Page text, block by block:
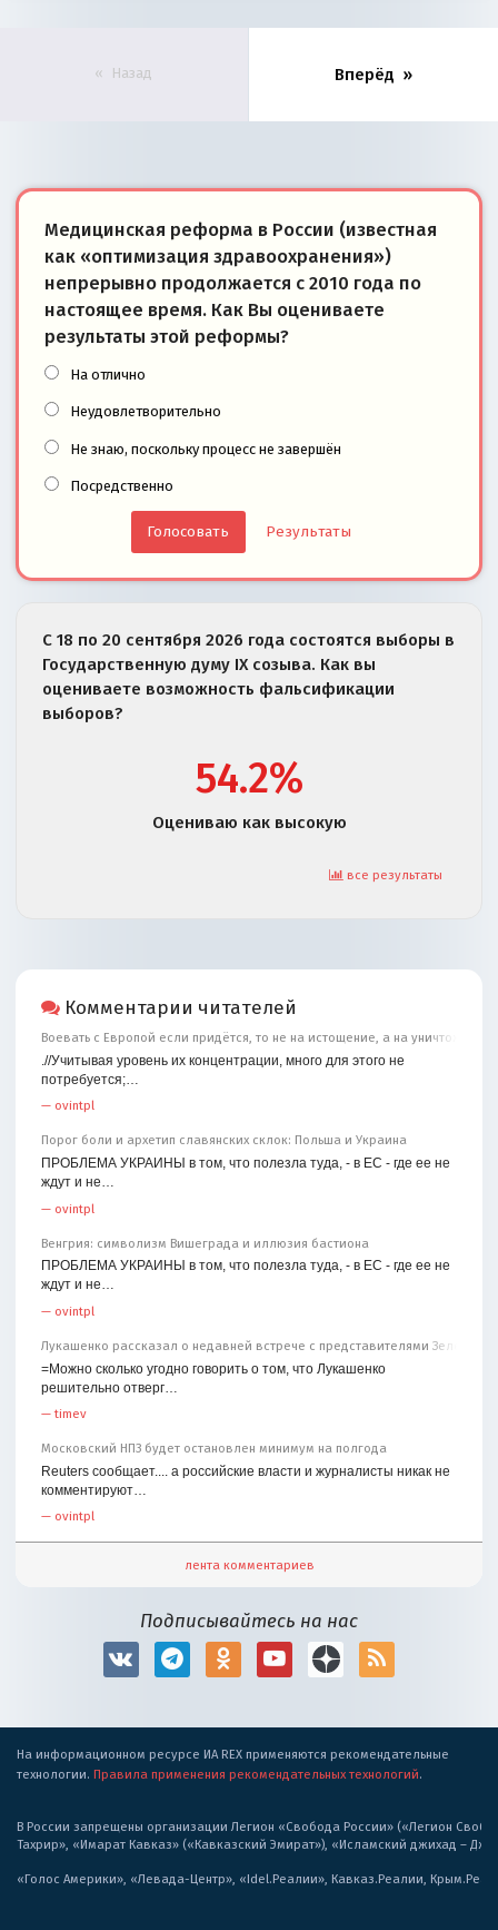
Назад Вперёд
Медицинская реформа в России (известная
как «оптимизация здравоохранения»)
непрерывно продолжается с 2010 года по
настоящее время. Как Вы оцениваете
результаты этой реформы?
На отлично
Неудовлетворительно
Не знаю, поскольку процесс не завершён
Посредственно
Результаты
С 18 по 20 сентября 2026 года состоятся выборы в
Государственную думу IX созыва. Как вы
оцениваете возможность фальсификации
выборов?
54.2%
Оцениваю как высокую
все результаты
Комментарии читателей
Воевать с Европой если придётся, то не на истощение, а на уничтожение
.//Учитывая уровень их концентрации, много для этого не
потребуется;…
— ovintpl
Порог боли и архетип славянских склок: Польша и Украина
ПРОБЛЕМА УКРАИНЫ в том, что полезла туда, - в ЕС - где ее не
ждут и не…
— ovintpl
Венгрия: символизм Вишеграда и иллюзия бастиона
ПРОБЛЕМА УКРАИНЫ в том, что полезла туда, - в ЕС - где ее не
ждут и не…
— ovintpl
Лукашенко рассказал о недавней встрече с представителями
=Можно сколько угодно говорить о том, что Лукашенко
решительно отверг…
—timev
Московский НПЗ будет остановлен минимум на полгода
Reuters сообщает.... а российские власти и журналисты никак не
комментируют…
— ovintpl
лента комментариев
Подписывайтесь на нас
На информационном ресурсе ИА REX применяются рекомендательные
технологии. Правила применения рекомендательных технологий.
В России запрещены организации Легион «Свобода России» («Легион
Тахрир», «Имарат Кавказ» («Кавказский Эмират»), «Исламский джихад –
«Голос Америки», «Левада-Центр», «Idel.Реалии», Кавказ.Реалии,